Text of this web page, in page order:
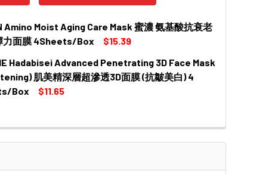
Amino Moist Aging Care Mask 蜜濃 氨基酸抗衰老
力面膜 4Sheets/Box
$15.39
Hadabisei Advanced Penetrating 3D Face Mask
肌美精深層超滲透3D面膜 (抗皺美白) 4
Box
$11.65
QUANTITY OF KRACIE HADABISEI ADVANCED PENETRATING
INCREASE QUANTITY OF KRACIE HADABISEI ADVANCED